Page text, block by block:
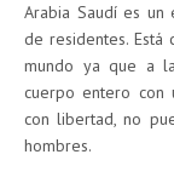
Arabia Saudí es
de residentes. Está
mundo ya que a
cuerpo entero con
con libertad, no
hombres.